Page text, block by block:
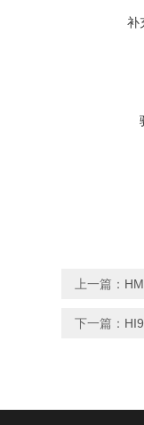
补
上一篇：
下一篇：